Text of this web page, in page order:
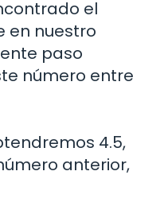
el
en nuestro
paso
número entre
4.5,
anterior,